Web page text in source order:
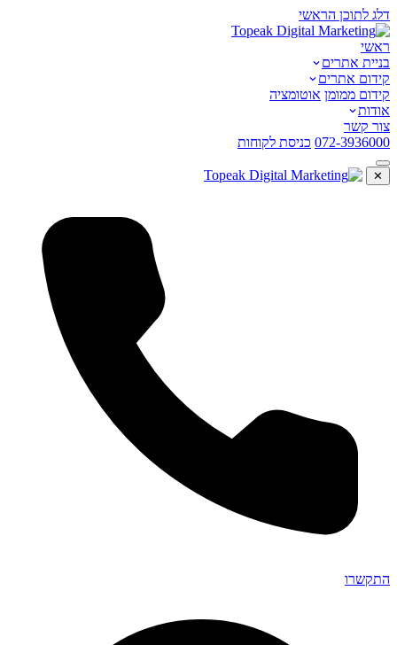
דלג לתוכן הראשי
ראשי
בניית אתרים
קידום אתרים
קידום ממומן אוטומציה
אודות
צור קשר
072-3936000 כניסת לקוחות
✕
התקשרו